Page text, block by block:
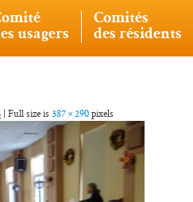
usagers
Comités
des résidents
| Full size is 387 × 290 pixels